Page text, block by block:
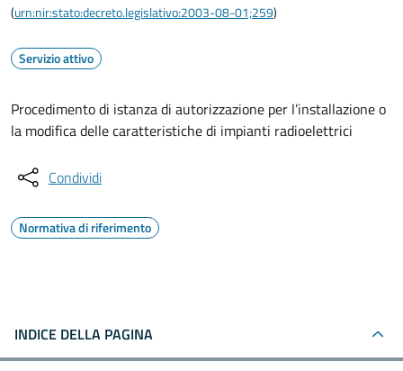
(urn:nir:stato:decreto.legislativo:2003-08-01;259)
Servizio attivo
Procedimento di istanza di autorizzazione per l’installazione o
la modifica delle caratteristiche di impianti radioelettrici
Condividi
Normativa di riferimento
INDICE DELLA PAGINA